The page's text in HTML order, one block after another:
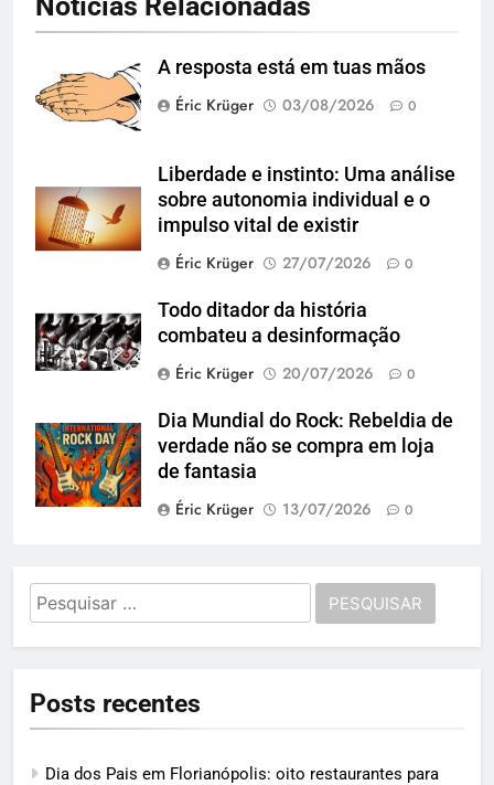
A resposta está em tuas mãos
Éric Krüger
03/08/2026 0
Liberdade e instinto: Uma análise
sobre autonomia individual e o
impulso vital de existir
Éric Krüger
27/07/2026 0
Todo ditador da história
combateu a desinformação
Éric Krüger
20/07/2026 0
Dia Mundial do Rock: Rebeldia de
verdade não se compra em loja
de fantasia
Éric Krüger
13/07/2026 0
Pesquisar
por:
Posts recentes
Dia dos Pais em Florianópolis: oito restaurantes para